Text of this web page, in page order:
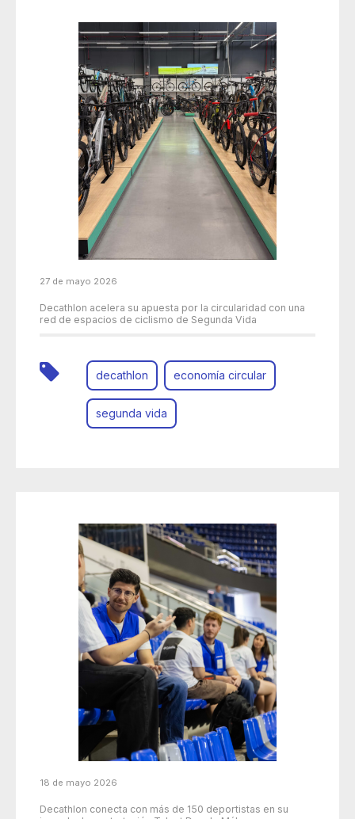
27 de mayo 2026
Decathlon acelera su apuesta por la circularidad con una
red de espacios de ciclismo de Segunda Vida
decathlon economía circular
segunda vida
18 de mayo 2026
Decathlon conecta con más de 150 deportistas en su